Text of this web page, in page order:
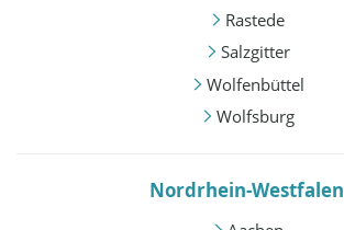
Rastede
Salzgitter
Wolfenbüttel
Wolfsburg
Nordrhein-Westfalen